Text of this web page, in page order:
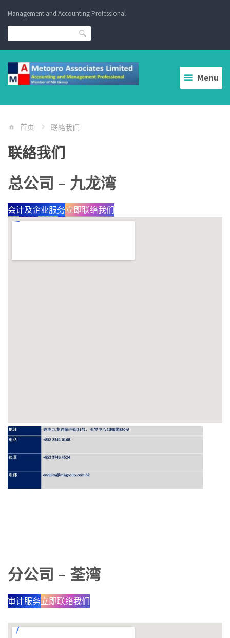
content
Management and Accounting Professional
Search
Menu
首页 联絡我们
联絡我们
总公司 – 九龙湾
会计及企业服务立即联络我们
分公司 – 荃湾
审计服务立即联络我们